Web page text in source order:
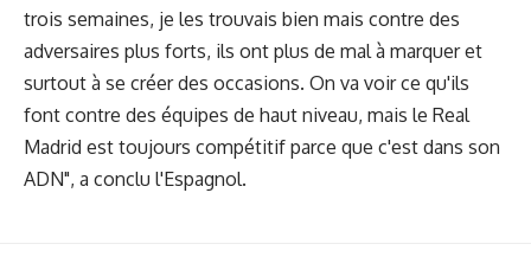
trois semaines, je les trouvais bien mais contre des
adversaires plus forts, ils ont plus de mal à marquer et
surtout à se créer des occasions. On va voir ce qu'ils
font contre des équipes de haut niveau, mais le Real
Madrid est toujours compétitif parce que c'est dans son
ADN", a conclu l'Espagnol.